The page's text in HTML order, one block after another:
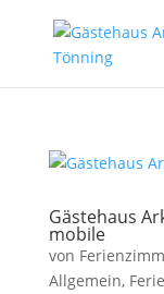
Gästehaus
mobile
von
Allgemein,